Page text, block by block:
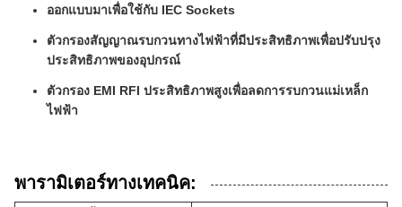
ออกแบบมาเพื่อใช้กับ IEC Sockets
ตัวกรองสัญญาณรบกวนทางไฟฟ้าที่มีประสิทธิภาพเพื่อปรับปรุง
ประสิทธิภาพของอุปกรณ์
ตัวกรอง EMI RFI ประสิทธิภาพสูงเพื่อลดการรบกวนแม่เหล็ก
ไฟฟ้า
พารามิเตอร์ทางเทคนิค: